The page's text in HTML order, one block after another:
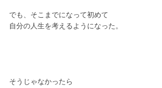
でも、そこまでになって初めて
自分の人生を考えるようになった。
そうじゃなかったら